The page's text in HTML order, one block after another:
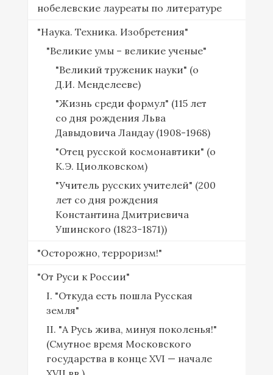
нобелевские лауреаты по литературе
"Наука. Техника. Изобретения"
"Великие умы – великие ученые"
"Великий труженик науки" (о
Д.И. Менделееве)
"Жизнь среди формул" (115 лет
со дня рождения Льва
Давыдовича Ландау (1908-1968)
"Отец русской космонавтики" (о
К.Э. Циолковском)
"Учитель русских учителей" (200
лет со дня рождения
Константина Дмитриевича
Ушинского (1823-1871))
"Осторожно, терроризм!"
"От Руси к России"
I. "Откуда есть пошла Русская
земля"
II. "А Русь жива, минуя поколенья!"
(Смутное время Московского
государства в конце XVI — начале